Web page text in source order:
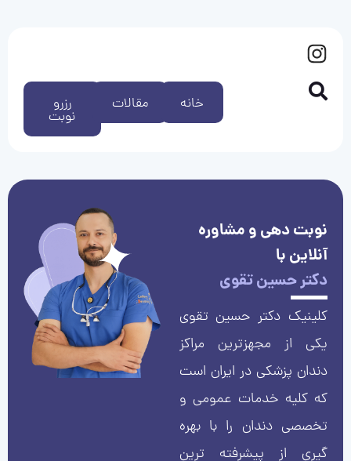
رزرو
نوبت
مقالات خانه
نوبت دهی و مشاوره
آنلاین با
دکتر حسین تقوی
کلینیک دکتر حسین تقوی
یکی از مجهزترین مراکز
دندان پزشکی در ایران است
که کلیه خدمات عمومی و
تخصصی دندان را با بهره
گیری از پیشرفته ترین